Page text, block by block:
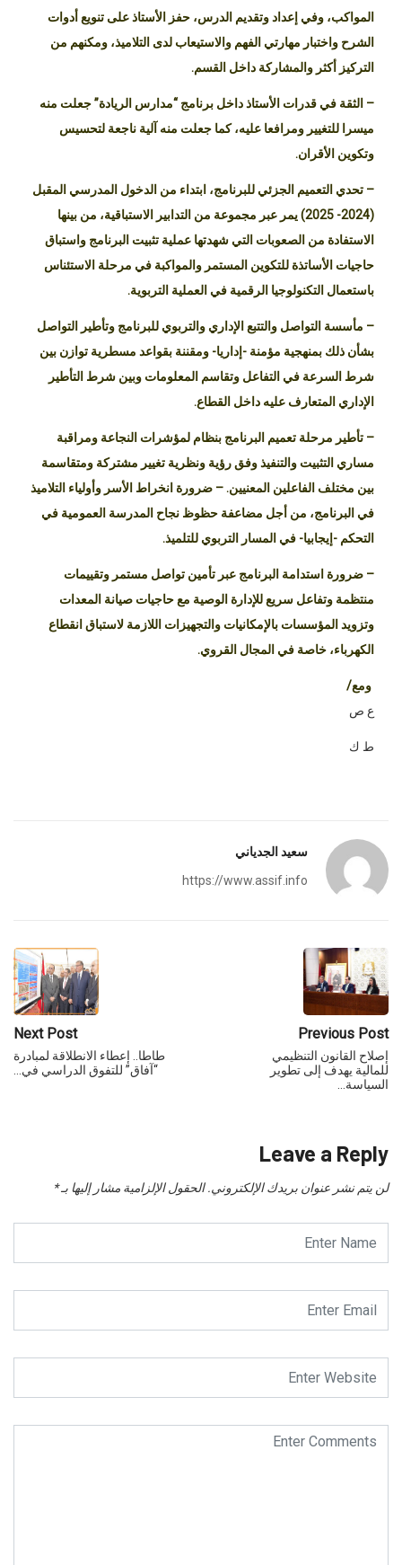
المواكب، وفي إعداد وتقديم الدرس، حفز الأستاذ على تنويع أدوات
الشرح واختبار مهارتي الفهم والاستيعاب لدى التلاميذ، ومكنهم من
التركيز أكثر والمشاركة داخل القسم.
– الثقة في قدرات الأستاذ داخل برنامج “مدارس الريادة” جعلت منه
ميسرا للتغيير ومرافعا عليه، كما جعلت منه آلية ناجعة لتحسيس
وتكوين الأقران.
– تحدي التعميم الجزئي للبرنامج، ابتداء من الدخول المدرسي المقبل
(2024- 2025) يمر عبر مجموعة من التدابير الاستباقية، من بينها
الاستفادة من الصعوبات التي شهدتها عملية تثبيت البرنامج واستباق
حاجيات الأساتذة للتكوين المستمر والمواكبة في مرحلة الاستئناس
باستعمال التكنولوجيا الرقمية في العملية التربوية.
– مأسسة التواصل والتتبع الإداري والتربوي للبرنامج وتأطير التواصل
بشأن ذلك بمنهجية مؤمنة -إداريا- ومقننة بقواعد مسطرية توازن بين
شرط السرعة في التفاعل وتقاسم المعلومات وبين شرط التأطير
الإداري المتعارف عليه داخل القطاع.
– تأطير مرحلة تعميم البرنامج بنظام لمؤشرات النجاعة ومراقبة
مساري التثبيت والتنفيذ وفق رؤية ونظرية تغيير مشتركة ومتقاسمة
بين مختلف الفاعلين المعنيين. – ضرورة انخراط الأسر وأولياء التلاميذ
في البرنامج، من أجل مضاعفة حظوظ نجاح المدرسة العمومية في
التحكم -إيجابيا- في المسار التربوي للتلميذ.
– ضرورة استدامة البرنامج عبر تأمين تواصل مستمر وتقييمات
منتظمة وتفاعل سريع للإدارة الوصية مع حاجيات صيانة المعدات
وتزويد المؤسسات بالإمكانيات والتجهيزات اللازمة لاستباق انقطاع
الكهرباء، خاصة في المجال القروي.
ومع/
ع ص
ط ك
سعيد الجدياني
https://www.assif.info
Previous Post
إصلاح القانون التنظيمي
للمالية يهدف إلى تطوير
السياسة…
Next Post
طاطا.. إعطاء الانطلاقة لمبادرة
“آفاق” للتفوق الدراسي في…
Leave a Reply
لن يتم نشر عنوان بريدك الإلكتروني. الحقول الإلزامية مشار إليها بـ*